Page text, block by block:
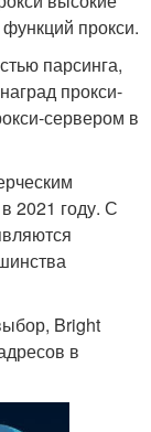
прокси.
парсинга,
прокси-
сервером в
2021 году. С
Bright
в